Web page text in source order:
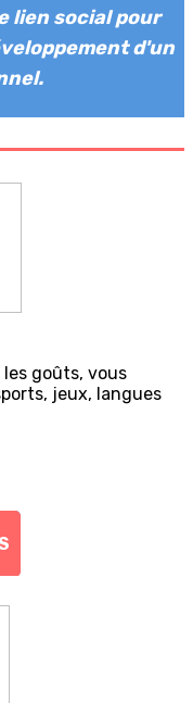
lien social pour
d'un
goûts, vous
jeux, langues